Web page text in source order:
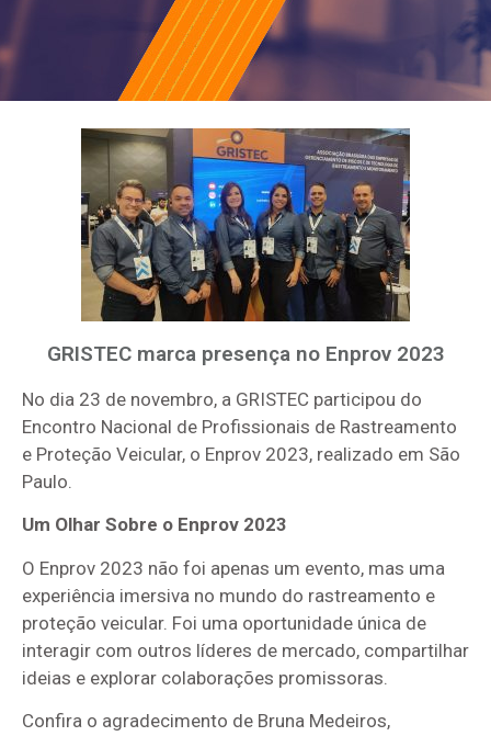
GRISTEC marca presença no Enprov 2023
No dia 23 de novembro, a GRISTEC participou do
Encontro Nacional de Profissionais de Rastreamento
e Proteção Veicular, o Enprov 2023, realizado em São
Paulo.
Um Olhar Sobre o Enprov 2023
O Enprov 2023 não foi apenas um evento, mas uma
experiência imersiva no mundo do rastreamento e
proteção veicular. Foi uma oportunidade única de
interagir com outros líderes de mercado, compartilhar
ideias e explorar colaborações promissoras.
Confira o agradecimento de Bruna Medeiros,